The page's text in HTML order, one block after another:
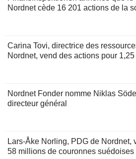
Nordnet cède 16 201 actions de la
Carina Tovi, directrice des
Nordnet, vend des actions pour
Nordnet Fonder nomme Niklas
directeur général
Lars-Åke Norling, PDG de Nordnet,
58 millions de couronnes suédoises